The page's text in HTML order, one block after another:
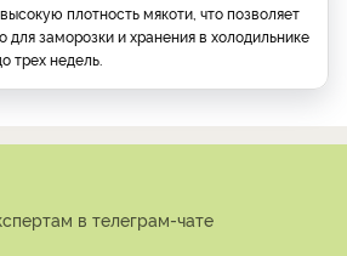
плотность мякоти, что позволяет
для заморозки и хранения в холодильнике
трех недель.
в телеграм-чате